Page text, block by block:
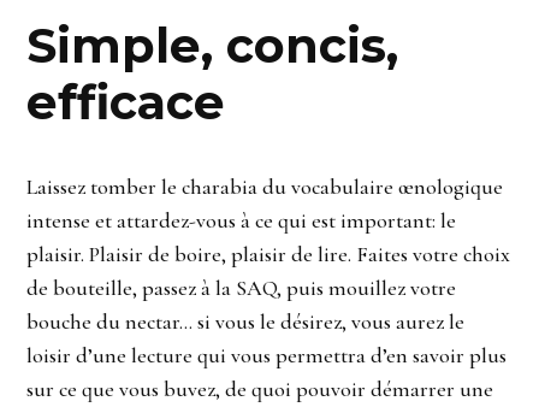
Simple, concis,
efficace
Laissez tomber le charabia du vocabulaire œnologique
intense et attardez-vous à ce qui est important: le
plaisir. Plaisir de boire, plaisir de lire. Faites votre choix
de bouteille, passez à la SAQ, puis mouillez votre
bouche du nectar… si vous le désirez, vous aurez le
loisir d’une lecture qui vous permettra d’en savoir plus
sur ce que vous buvez, de quoi pouvoir démarrer une